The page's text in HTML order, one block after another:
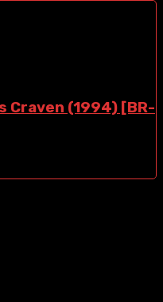
Craven (1994) [BR-